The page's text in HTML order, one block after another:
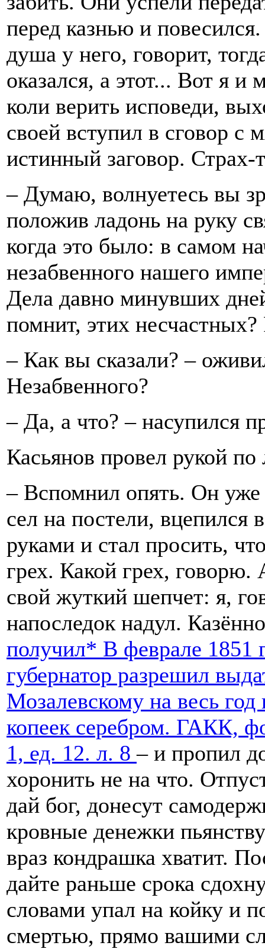
перед казнью и
душа у него, говорит,
оказался, а этот... Вот я
коли верить исповеди,
своей вступил в сговор с
истинный заговор.
– Думаю, волнуетесь вы
положив ладонь на руку
когда это было: в самом
незабвенного нашего
Дела давно минувших
помнит, этих
– Как вы сказали? –
Незабвенного?
– Да, а что? – насупился
Касьянов провел рукой по
– Вспомнил опять. Он
сел на постели, вцепился
руками и стал просить,
грех. Какой грех, говорю.
свой жуткий шепчет: я,
напоследок надул.
получил* В феврале 1851
губернатор разрешил
Мозалевскому на весь
копеек серебром. ГАКК,
1, ед. 12. л. 8– и пропил
хоронить не на что.
дай бог, донесут
кровные денежки
враз кондрашка хватит.
дайте раньше срока
словами упал на койку и
смертью, прямо вашими